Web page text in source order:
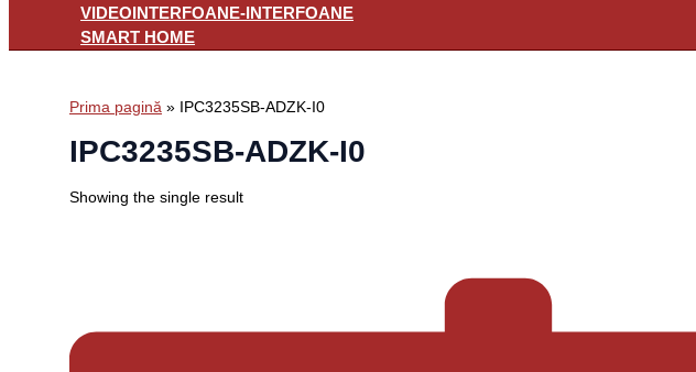
VIDEOINTERFOANE-INTERFOANE
SMART HOME
Prima pagină » IPC3235SB-ADZK-I0
IPC3235SB-ADZK-I0
Showing the single result